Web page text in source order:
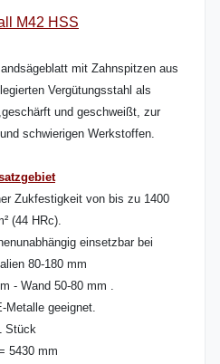
M42 HSS
mit Zahnspitzen aus
Vergütungsstahl als
und geschweißt, zur
schwierigen Werkstoffen.
Zukfestigkeit von bis zu 1400
(44 HRc).
einsetzbar bei
80-180 mm
- Wand 50-80 mm .
Metalle geeignet.
Stück
5430 mm